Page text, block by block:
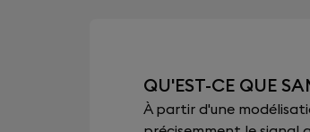
QU'EST-CE QUE
À partir d'une